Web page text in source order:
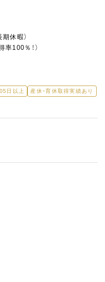
休暇）
100％！）
日以上
産休・育休取得実績あり